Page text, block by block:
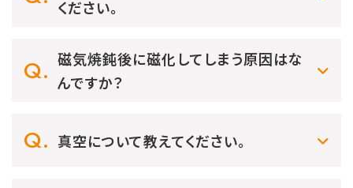
ください。
磁気焼鈍後に磁化してしまう原因はな
んですか？
真空について教えてください。